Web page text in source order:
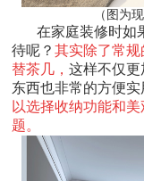
（图为
在家庭装修时如
待呢？其实除了常
替茶几，这样不仅
东西也非常的方便实
以选择收纳功能和
题。